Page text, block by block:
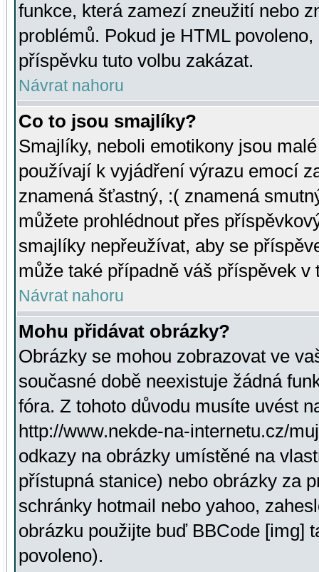
funkce, která zamezí zneužití nebo
problémů. Pokud je HTML
příspěvku tuto volbu zakázat.
Návrat nahoru
Co to jsou smajlíky?
Smajlíky, neboli emotikony jsou
používají k vyjádření výrazu emocí
znamená šťastný, :( znamená
můžete prohlédnout přes
smajlíky nepřeužívat, aby se
může také případně váš příspěvek v
Návrat nahoru
Mohu přidávat obrázky?
Obrázky se mohou zobrazovat ve
současné době neexistuje žádná
fóra. Z tohoto důvodu musíte uvést
http://www.nekde-na-internetu.cz/
odkazy na obrázky umístěné na
přístupná stanice) nebo obrázky za
schránky hotmail nebo yahoo,
obrázku použijte buď BBCode [img]
povoleno).